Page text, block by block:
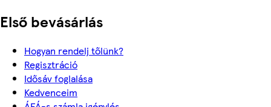
Első bevásárlás
Hogyan rendelj tőlünk?
Regisztráció
Idősáv foglalása
Kedvenceim